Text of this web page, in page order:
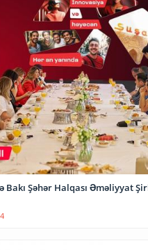
Bakı Şəhər Halqası Əməliyyat